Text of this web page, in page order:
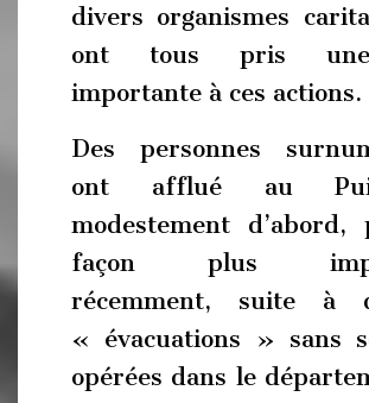
divers organismes
ont tous pris
importante à ces actions.
Des personnes
ont afflué au
modestement d’abord,
façon plus
récemment, suite à
« évacuations » sans
opérées dans le